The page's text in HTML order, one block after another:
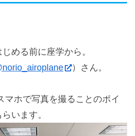
める前に座学から。
）さん。
マホで写真を撮ることのポイ
います。